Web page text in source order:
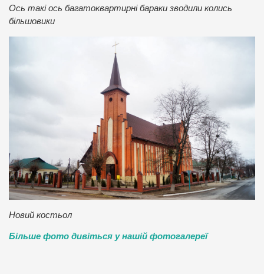
Ось такі ось багатоквартирні бараки зводили колись
більшовики
Новий костьол
Більше фото дивіться у нашій фотогалереї